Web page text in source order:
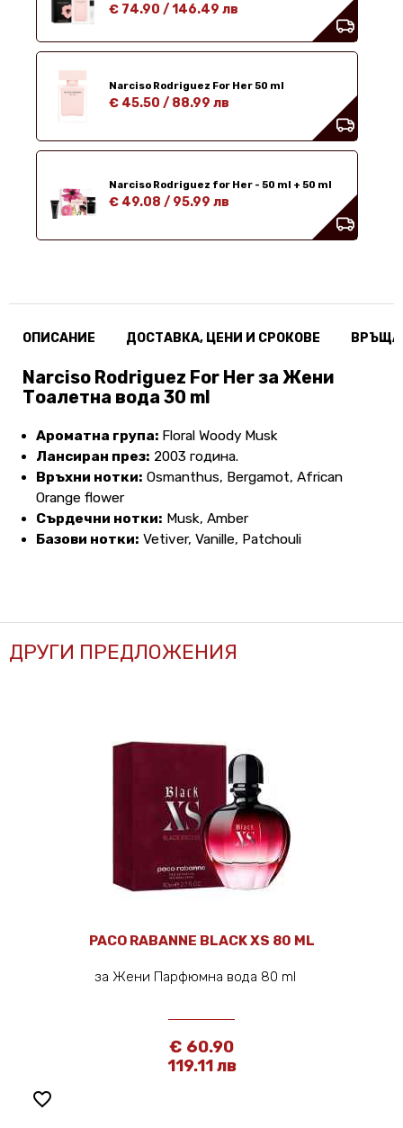
€ 74.90 /146.49 лв
Narciso Rodriguez For Her 50 ml
€ 45.50 / 88.99 лв
Narciso Rodriguez for Her - 50 ml + 50 ml
€ 49.08 / 95.99 лв
ОПИСАНИЕ ДОСТАВКА, ЦЕНИ И СРОКОВЕ
Narciso Rodriguez For Her за Жени
Тоалетна вода 30 ml
Ароматна група: Floral Woody Musk
Лансиран през: 2003 година.
Връхни нотки: Osmanthus, Bergamot, African
Orange flower
Сърдечни нотки: Musk, Amber
Базови нотки: Vetiver, Vanille, Patchouli
ДРУГИ ПРЕДЛОЖЕНИЯ
favorite_border
PACO RABANNE BLACK XS 80 ML
за Жени Парфюмна вода 80 ml
€ 60.90
119.11 лв